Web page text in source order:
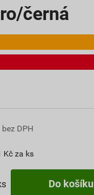
černá
bez DPH
Kč za ks
Do košíku